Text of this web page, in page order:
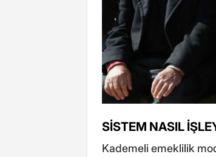
SİSTEM NASIL
Kademeli emeklilik